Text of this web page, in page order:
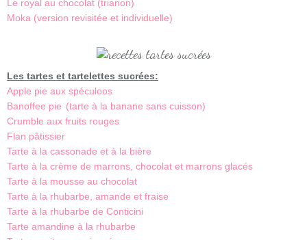
Le royal au chocolat (trianon)
Moka (version revisitée et individuelle)
Les tartes et tartelettes sucrées:
Apple pie aux spéculoos
Banoffee pie (tarte à la banane sans cuisson)
Crumble aux fruits rouges
Flan pâtissier
Tarte à la cassonade et à la bière
Tarte à la crème de marrons, chocolat et marrons glacés
Tarte à la mousse au chocolat
Tarte à la rhubarbe, amande et fraise
Tarte à la rhubarbe de Conticini
Tarte amandine à la rhubarbe